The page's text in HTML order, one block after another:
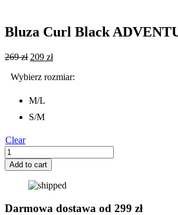
Bluza Curl Black
269zł 209 zł
M/L
S/M
Clear
Bluza
Curl
Black
ADVENTURE
quantity
Add to cart
Darmowa dostawa od 299 zł